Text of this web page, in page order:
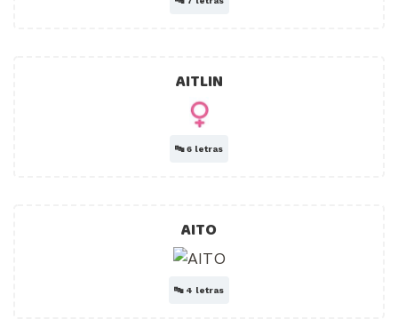
AITLIN
🔤6 letras
AITO
🔤 4 letras